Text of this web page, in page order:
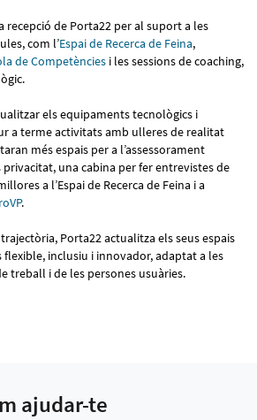
recepció de Porta22 per al suport a les
com l’Espai de Recerca de Feina,
de Competències i les sessions de coaching,
els equipaments tecnològics i
a terme activitats amb ulleres de realitat
més espais per a l’assessorament
una cabina per fer entrevistes de
a l’Espai de Recerca de Feina i a
.
Porta22 actualitza els seus espais
inclusiu i innovador, adaptat a les
treball i de les persones usuàries.
ajudar-te